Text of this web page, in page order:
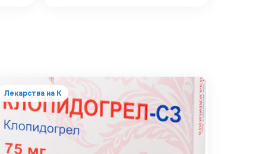
Лекарства на К